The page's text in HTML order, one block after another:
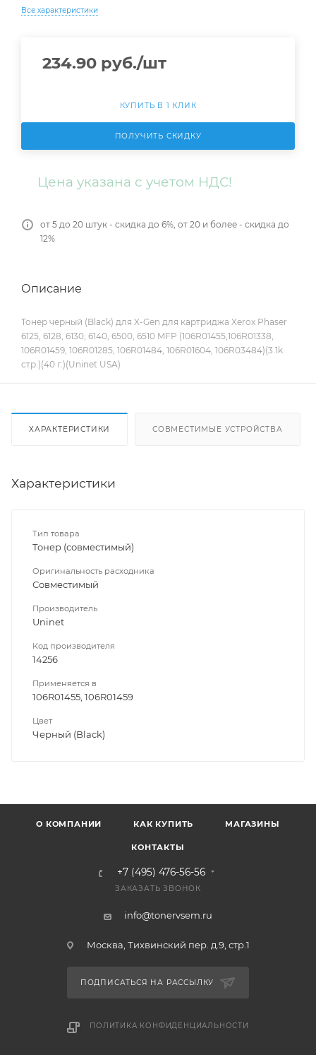
Все характеристики
234.90 руб./шт
КУПИТЬ В 1 КЛИК
ПОЛУЧИТЬ СКИДКУ
Цена указана с учетом НДС!
от 5 до 20 штук - скидка до 6%, от 20 и более - скидка до
12%
Описание
Тонер черный (Black) для X-Gen для картриджа Xerox Phaser
6125, 6128, 6130, 6140, 6500, 6510 MFP (106R01455,106R01338,
106R01459, 106R01285, 106R01484, 106R01604, 106R03484)(3.1k
стр.)(40 г.)(Uninet USA)
ХАРАКТЕРИСТИКИ СОВМЕСТИМЫЕ УСТРОЙСТВА
Характеристики
Тип товара
Тонер (совместимый)
Оригинальность расходника
Совместимый
Производитель
Uninet
Код производителя
14256
Применяется в
106R01455, 106R01459
Цвет
Черный (Black)
О КОМПАНИИ КАК КУПИТЬ МАГАЗИНЫ
КОНТАКТЫ
+7 (495) 476-56-56
ЗАКАЗАТЬ ЗВОНОК
info@tonervsem.ru
Москва, Тихвинский пер. д.9, стр.1
ПОДПИСАТЬСЯ НА РАССЫЛКУ
ПОЛИТИКА КОНФИДЕНЦИАЛЬНОСТИ